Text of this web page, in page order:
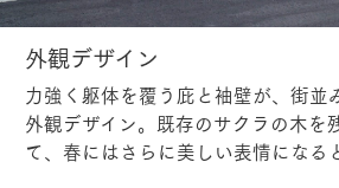
外観デザイン
力強く躯体を覆う庇と袖壁が、街並
外観デザイン。既存のサクラの木を
て、春にはさらに美しい表情になる